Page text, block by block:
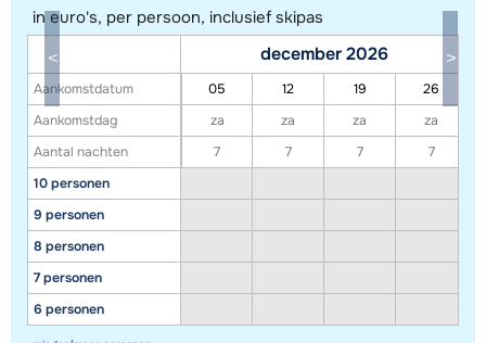
Toon alle accommodaties in dit gebied
Deze kaart geeft een indicatie van de ligging van onze accommodaties. De
exacte locatie kan enigszins afwijken.
in euro's, per persoon, inclusief skipas
Aankomstdatum
Aankomstdag
Aantal nachten
10 personen
9 personen
8 personen
7 personen
6 personen
december 2026
05 12 19
26
za
za za
za
7
7 7 7